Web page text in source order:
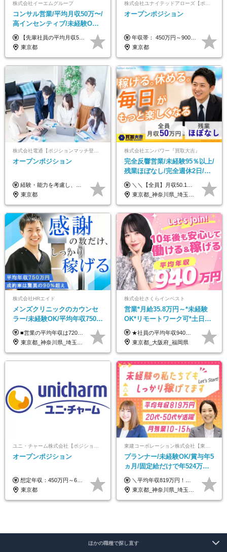
株式会社イーエムグループ
コンサル営業/平均月収50万〜/
高インセンティブ/未経験OK/
残業なし/4,50代も活躍/ブラン
ク可/面接1回
【先輩社員の平均月収50万円】 月給30万円以上+インセンティブ+その他手当 ※経験・スキルを考慮の上で給与を決定します ※上記には5万円（月20時間分）のみなし残業代と一律手当（営業手当4万円、能力評価手当4万円）を含みます ※上記を超える残業代は別途全額支給します ※試用期間：3ヶ月あり（試用期間中の待遇に差異なし）
東京都
オープンポジション
年収帯： 450万円～900万円 ※経験・スキルを考慮の上、決定します。
東京都
株式会社電通【ポジションマッチ登録】
オープンポジション
経験・能力を考慮し、当社規定により決定します。 ▼参考情報 ------------ 年収イメージ：500万～1500万
東京都
株式会社エンパワー『買取大吉』
完全反響営業/未経験95％以上/
残業ほぼなし/完全週休2日/月
収50万円スタート！/賞与年2
回
＼＼【全員】月収50.1万円保証！／／ 月給30.1万円＋インセン＋特別手当20万円(半年間)＋賞与 ※経験者は優遇いたします（研修も免除の場合有） ※固定残業代:7万4000円以上/月45時間分を含む ※固定残業代は残業がない場合も支給し、超過分は別途支給します ■入社後5日間研修を実施 研修中のテスト（ロープレ、商材知識）合格で研修生卒業となり翌月からインセンティブの対象に。 ロープレは細かな評価基準があり、顧客満足度をキープするため非常に重要なテストです。 ※4カ月目以降も不合格の場合、月給28.3万円／1カ月以内合格率100％ ＜平均年収＞ ◆一般メンバー ：625万円 ◆店長（管理職）：1178万円 ◆マネージャー ：4160万円
東京都_神奈川県_埼玉県_千葉県_大阪府_愛知県_北海道_青森県_岩手県_宮城県_秋田県_山形県_福島県_茨城県_栃木県_群馬県_新潟県_山梨県_長野県_富山県_石川県_福井県_静岡県_岐阜県_三重県_兵庫県_京都府_滋賀県_奈良県_和歌山県_広島県_岡山県_鳥取県_島根県_山口県_徳島県_香川県_愛媛県_高知県_福岡県_熊本県_佐賀県_長崎県_大分県_宮崎県_鹿児島県_沖縄県
株式会社HRエイド
メンズクリニックのカウンセ
ラー/未経験OK/平均年収750万
円/4人に1人が年収1000万円超
え/成約率90％
■営業の平均年収は720万円！ ■4人に1人が年収1000万円超え 月給27万円～100万円+インセンティブ(平均月20～40万円程) ＜インセンティブ制度について＞ 当社では創業以来、頑張ったらその分稼げる環境づくりに注力。カウンセラー部署では、個人の成約金額・チームの成果・事業部の売上利益を掛け合わせる新しいインセンティブ制度を導入しました。あなたの頑張り次第で毎月高インセンティブが実現できる体制です！ ※上記金額には固定残業代（35,500円以上～・30時間分）が含まれます。時間超過分は追加支給します。 ※試用期間3か月あり。研修期間3か月中は、月給25万円～30万円になります。(固定残業代：35,500円～・23h分を含む) ※インセンティブの一部は、研修期間中から支給されます。その他待遇の差異はありません。
東京都_神奈川県_埼玉県_千葉県_大阪府_愛知県_北海道_宮城県_栃木県_群馬県_静岡県_兵庫県_京都府_岡山県_熊本県
株式会社さくらインベスト
営業*月給35.8万円～*未経験
OK*リモートワーク可*土日祝
休み*年休123日以上*転職者全
員が収入UP
★社員の平均年収940万円（※2025年11月時点） ★転職者は全員収入アップを実現 ★入社半年で昇給した実績あり！ 【営業未経験】 月給35万8,000円～（固定残業代含む）＋インセンティブ ＋賞与年2回 【管理職候補】 月給40万円～100万円＋インセンティブ＋賞与年2回 ※固定残業代は、時間外労働の有無にかかわらず月25時間分（月5万8,000円～）を支給します。 ※上記を超える時間外労働分は、別途追加で支給します。 ＼月給額が高い理由について／ 当社が扱うのは、1件あたり100万円以上となる高単価な金融商品です。 そのため月給ベースも高く設定して社員に還元しています。 ＜試用期間中の給与＞※営業未経験の方 試用期間2カ月あり。 月給25万円＋営業手当5万円（資格取得後より日割り支給） ※残業代は別途全額支給します。 ※その他の待遇に差異はありません。 ★時短勤務も可能です ・7時間勤務：月給26万2,500円～＋インセンティブ＋賞与（年2回） ・6時間勤務：月給24万円～＋インセンティブ＋賞与（年2回） （時短勤務例）9:00-16:00、10:00-17:00など
東京都_大阪府_福岡県
オープンポジション
想定年収：450万円～650万円 ※経験・能力を考慮の上、規定により優遇いたします ※試用期間6ヵ月（その間の給与・待遇に変動はありません）
東京都
プランナー/未経験OK/賞与年5
ヵ月/固定給だけで年524万円
可能/二人に一人が年収700万
円/休めて稼げる
＼平均年収819万円！社員の最大年収3,131万円／ ＼2人に1人が年収700万円以上／ ＼5人に1人が年収1,000万円以上！／ 固定給だけで、年収524万円も可能！ インセンティブだけでなく固定給でもしっかり稼げる仕組みです！ 【入社初年度】 年収400万～550万円＋インセンティブ →月給26万3,000円～29万5,600円＋賞与年2回（基本給×約5ヵ月分※前年度実績）＋インセンティブ＋各種手当 【インセンティブ】 1物件着工で目安80万～200万円 ※建物の契約金額実績によります 【各種手当】 ・都市手当…月1万円～3万円（首都圏・東海圏・関西圏で弊社指定の事業所に勤務する方が対象） ・家族手当…配偶者：月1万円、子供1名につき：月5千円 ・資格手当…FP資格1級：月1万円、2級：月5千円、3級：月3千円 ・役職手当…昇進欄に詳細記載（主任補：月5千円→主任：月1万円…） 【その他】 ※上記月給には、固定残業代【47時間分（7万3,800円以上）】が含まれます ※月平均残業時間は14時間と少なめです（2023年度） ※固定残業代の時間数を超える時間外労働は追加で支給 但し、時間数を超える時間外労働が発生する場合もあります（特別条項付き協定締結済）
東京都_神奈川県_埼玉県_千葉県_大阪府_愛知県_宮城県_茨城県_栃木県_群馬県_静岡県_兵庫県_京都府_福岡県
ほかの職種で探し直す